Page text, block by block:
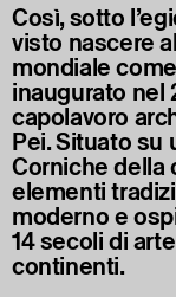
Così, sotto
visto nascere
mondiale
inaugurato nel
capolavoro
Pei. Situato su
Corniche della
elementi
moderno e
14 secoli di
continenti.